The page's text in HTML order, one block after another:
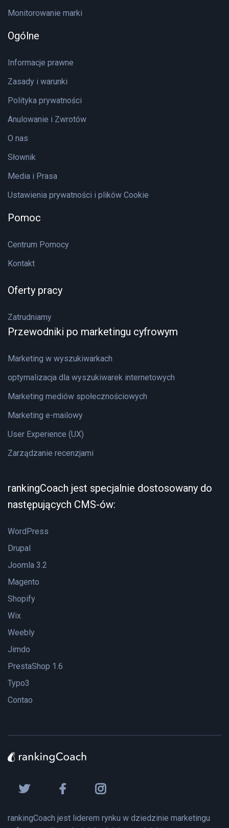
Monitorowanie marki
Ogólne
Informacje prawne
Zasady i warunki
Polityka prywatności
Anulowanie i Zwrotów
O nas
Słownik
Media i Prasa
Ustawienia prywatności i plików Cookie
Pomoc
Centrum Pomocy
Kontakt
Oferty pracy
Zatrudniamy
Przewodniki po marketingu cyfrowym
Marketing w wyszukiwarkach
optymalizacja dla wyszukiwarek internetowych
Marketing mediów społecznościowych
Marketing e-mailowy
User Experience (UX)
Zarządzanie recenzjami
rankingCoach jest specjalnie dostosowany do
następujących CMS-ów:
WordPress
Drupal
Joomla 3.2
Magento
Shopify
Wix
Weebly
Jimdo
PrestaShop 1.6
Typo3
Contao
rankingCoach jest liderem rynku w dziedzinie marketingu